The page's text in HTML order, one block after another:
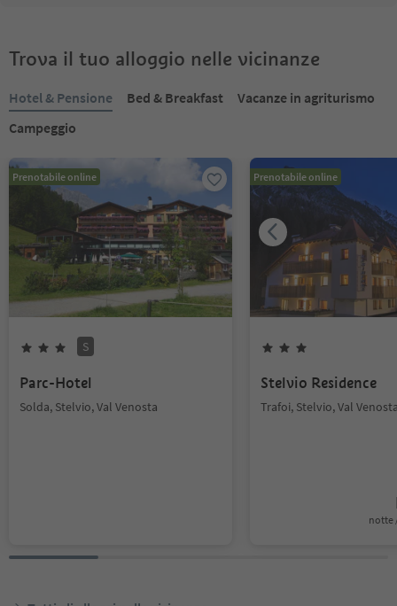
Trova il tuo alloggio nelle vicinanze
Hotel & Pensione Bed & Breakfast
Vacanze in agriturismo
Campeggio
Prenotabile online
S
Parc-Hotel
Solda, Stelvio, Val Venosta
Prenotabile online
Stelvio Residence
Trafoi, Stelvio, Val
notte